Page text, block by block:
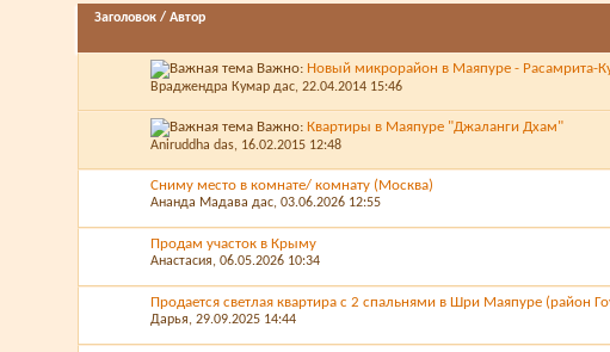
Заголовок / Автор
Важно: Новый микрорайон в Маяпуре - Расамрита-
Враджендра Кумар дас, 22.04.2014 15:46
Важно: Квартиры в Маяпуре "Джаланги Дхам"
Aniruddha das, 16.02.2015 12:48
Сниму место в комнате/ комнату (Москва)
Ананда Мадава дас, 03.06.2026 12:55
Продам участок в Крыму
Анастасия, 06.05.2026 10:34
Продается светлая квартира с 2 спальнями в Шри Маяпуре (район
Дарья, 29.09.2025 14:44